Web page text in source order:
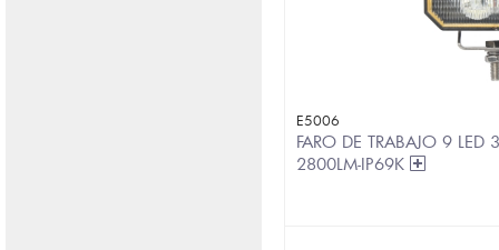
E5006
FARO DE TRABAJO 9
2800LM-IP69K